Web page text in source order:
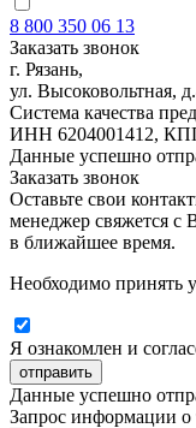
8 800 350 06 13
Заказать звонок
г. Рязань,
ул. Высоковольтная,
Система качества
ИНН 6204001412, КПП
Данные успешно
Заказать звонок
Оставьте свои
менеджер свяжется с
в ближайшее время.
Необходимо принять
Я ознакомлен и
отправить
Данные успешно
Запрос информации о